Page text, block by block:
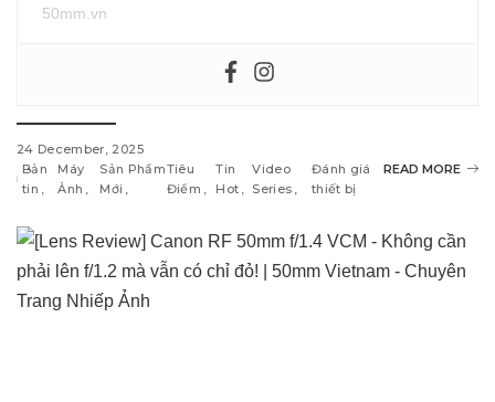
50mm.vn
24 December, 2025
Bản
tin
Máy
Ảnh
Sản Phẩm
Mới
Tiêu
Điểm
Tin
Hot
Video
Series
Đánh giá
thiết bị
READ MORE